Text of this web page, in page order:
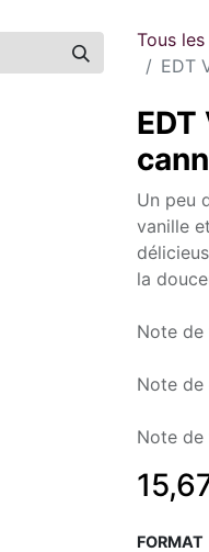
Tous
EDT
Un peu
vanille
la
Note de
Note de
Note de
FORMAT